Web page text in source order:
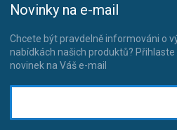
Novinky na e-mail
Chcete být pravdelně informováni o
nabídkách našich produktů? Přihlaste
novinek na Váš e-mail